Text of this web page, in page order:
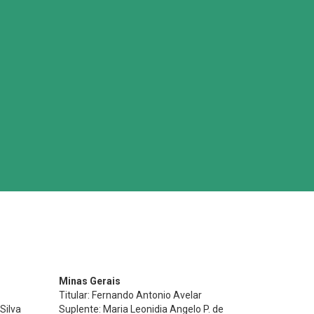
Minas Gerais
Titular: Fernando Antonio Avelar
Suplente: Maria Leonidia Angelo P. de